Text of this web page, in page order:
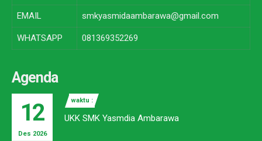
EMAIL smkyasmidaambarawa@gmail.com
WHATSAPP 081369352269
Agenda
12
Des 2026
waktu :
UKK SMK Yasmdia Ambarawa